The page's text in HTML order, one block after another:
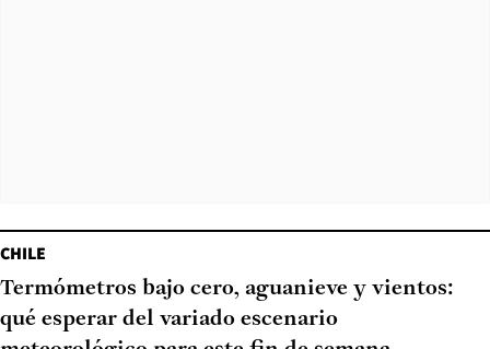
CHILE
Termómetros bajo cero, aguanieve y vientos:
qué esperar del variado escenario